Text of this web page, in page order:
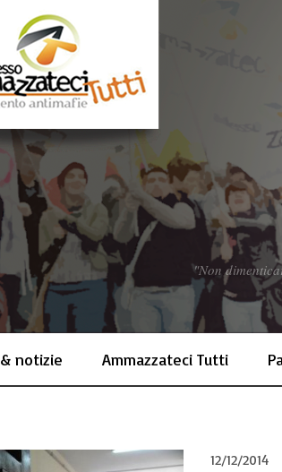
"Non
notizie Ammazzateci Tutti
12/12/2014